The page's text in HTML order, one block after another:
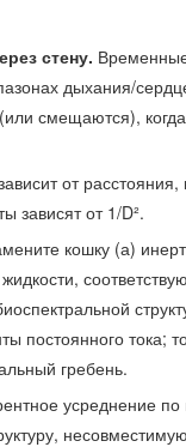
стену.
дыхания/
смещаются),
от расстояния,
зависят от 1/D².
кошку (а)
постоянного тока;
гребень.
усреднение